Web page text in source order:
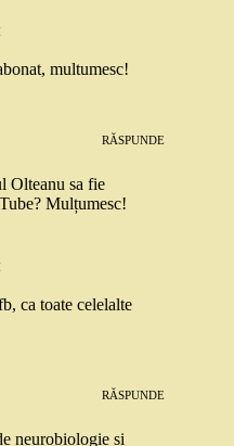
multumesc!
RĂSPUNDE
Olteanu sa fie
Mulțumesc!
ca toate celelalte
RĂSPUNDE
neurobiologie si